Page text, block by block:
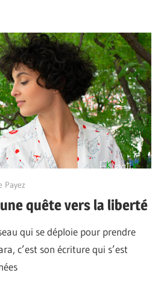
Payez
quête vers la liberté
qui se déploie pour prendre
c’est son écriture qui s’est